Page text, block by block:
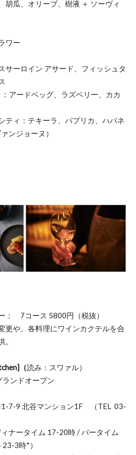
胡瓜、オリーブ、樹液 ＋ ソーヴィ
ワー
ーロイン アサード、フィッシュタ
アードベッグ、ラズベリー、カカ
ティ：テキーラ、パプリカ、ハバネ
ンジョーヌ）
： 7コース 5800円（税抜）
更や、各料理にワインカクテルを合
（読み：スワァル）
ンドオープン
1-7-9 北谷マンション1F （TEL 03-
ナータイム 17-20時 / バータイム
3時*）